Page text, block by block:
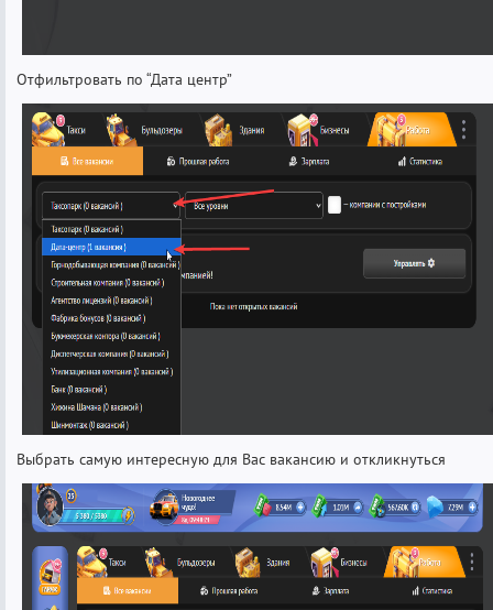
Отфильтровать по “Дата центр”
Выбрать самую интересную для Вас вакансию и откликнуться